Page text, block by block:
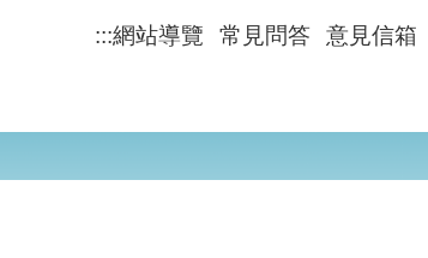
:::網站導覽 常見問答 意見信箱